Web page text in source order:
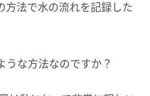
方法で水の流れを記録した
うな方法なのですか？